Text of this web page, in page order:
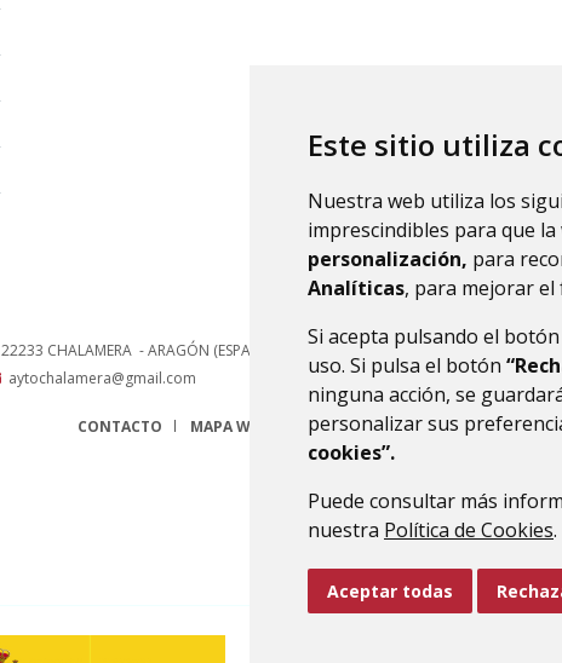
Este sitio utiliza
Nuestra web utiliza los
imprescindibles para que
personalización, para
Analíticas, para mejorar el
Si acepta pulsando el botón
uso. Si pulsa el botón
ninguna acción, se
personalizar sus
cookies”.
Puede consultar más
nuestra Política de Cookies.
Aceptar todas
22233 CHALAMERA - ARAGÓN (ESPAÑA)
aytochalamera@gmail.com
CONTACTO MAPA WEB AVISO LEGAL PROTECCIÓN DE